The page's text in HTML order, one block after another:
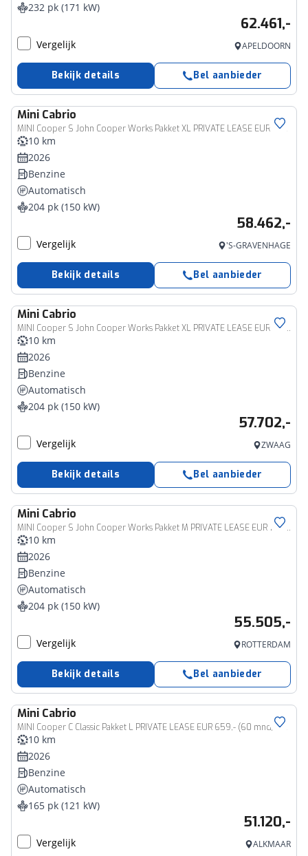
232 pk (171 kW)
62.461,-
Vergelijk APELDOORN
Bekijk details Bel aanbieder
Mini Cabrio
MINI Cooper S John Cooper Works Pakket XL PRIVATE LEASE EUR 790,- (60 mnd/5.000 km)
10 km
2026
Benzine
Automatisch
204 pk (150 kW)
58.462,-
Vergelijk 'S-GRAVENHAGE
Bekijk details Bel aanbieder
Mini Cabrio
MINI Cooper S John Cooper Works Pakket XL PRIVATE LEASE EUR 781,- (60 mnd/5.000 km)
10 km
2026
Benzine
Automatisch
204 pk (150 kW)
57.702,-
Vergelijk ZWAAG
Bekijk details Bel aanbieder
Mini Cabrio
MINI Cooper S John Cooper Works Pakket M PRIVATE LEASE EUR 755,- (60 mnd/5.000 km)
10 km
2026
Benzine
Automatisch
204 pk (150 kW)
55.505,-
Vergelijk ROTTERDAM
Bekijk details Bel aanbieder
Mini Cabrio
MINI Cooper C Classic Pakket L PRIVATE LEASE EUR 659,- (60 mnd/5.000 km)
10 km
2026
Benzine
Automatisch
165 pk (121 kW)
51.120,-
Vergelijk ALKMAAR